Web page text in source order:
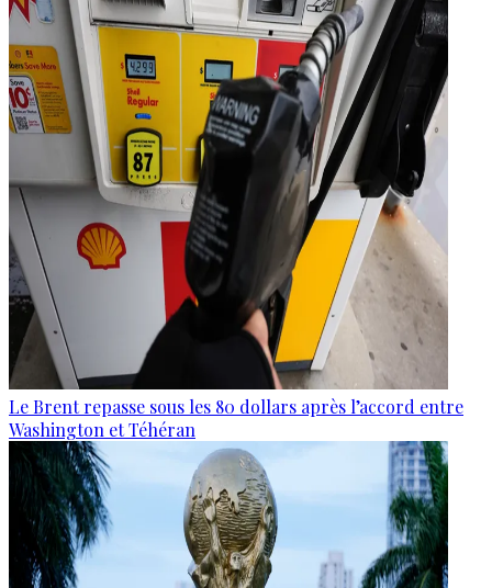
Le Brent repasse sous les 80 dollars après l’accord entre
Washington et Téhéran